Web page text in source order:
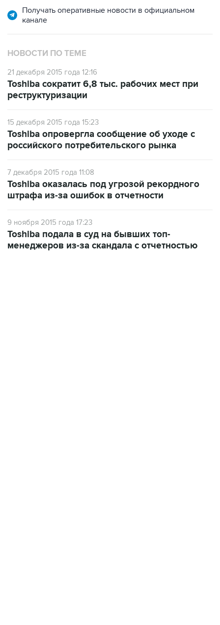
Получать оперативные новости в официальном
канале
НОВОСТИ ПО ТЕМЕ
21 декабря 2015 года 12:16
Toshiba сократит 6,8 тыс. рабочих мест при
реструктуризации
15 декабря 2015 года 15:23
Toshiba опровергла сообщение об уходе с
российского потребительского рынка
7 декабря 2015 года 11:08
Toshiba оказалась под угрозой рекордного
штрафа из-за ошибок в отчетности
9 ноября 2015 года 17:23
Toshiba подала в суд на бывших топ-
менеджеров из-за скандала с отчетностью